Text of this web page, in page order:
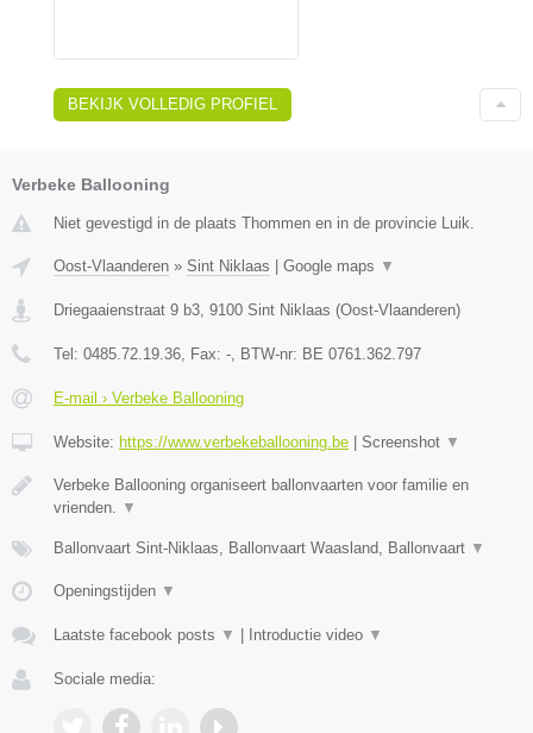
BEKIJK VOLLEDIG PROFIEL
Verbeke Ballooning
Niet gevestigd in de plaats Thommen en in de provincie Luik.
Oost-Vlaanderen » Sint Niklaas | Google maps ▼
Driegaaienstraat 9 b3 9100 Sint Niklaas (Oost-Vlaanderen)
Tel: 0485.72.19.36 , Fax: - , BTW-nr: BE 0761.362.797
E-mail › Verbeke Ballooning
Website: https://www.verbekeballooning.be | Screenshot ▼
Verbeke Ballooning organiseert ballonvaarten voor familie en
vrienden.
▼
Ballonvaart Sint-Niklaas, Ballonvaart Waasland, Ballonvaart ▼
Openingstijden ▼
Laatste facebook posts ▼ | Introductie video ▼
Sociale media: